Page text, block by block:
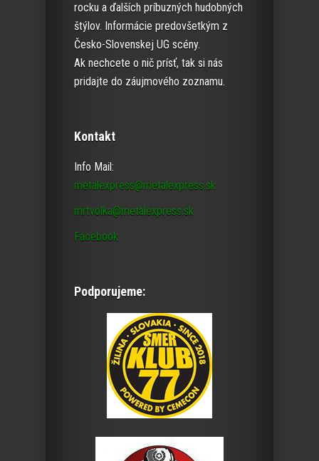
rocku a ďalších príbuzných hudobných
štýlov. Informácie predovšetkým z
Česko-Slovenskej UG scény.
Ak nechcete o nič prísť, tak si nás
pridajte do záujmového zoznamu.
Kontakt
Info Mail:
metalexpress@metalexpress.sk
mrtvolka@metalexpress.sk
Facebook
Podporujeme: